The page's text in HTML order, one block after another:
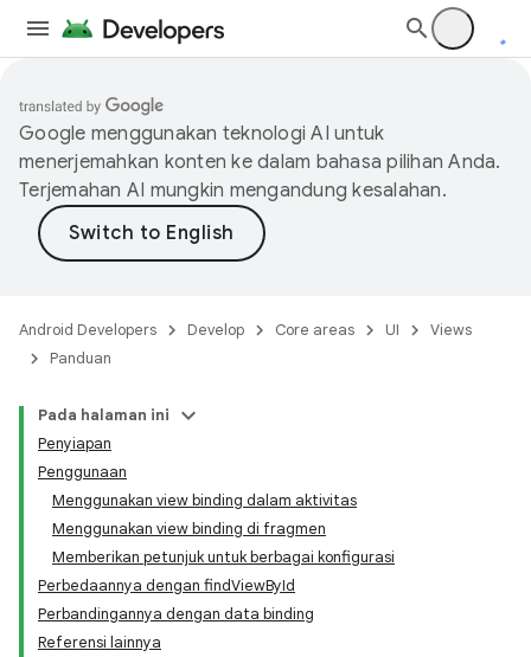
Google menggunakan teknologi AI untuk
menerjemahkan konten ke dalam bahasa pilihan Anda.
Terjemahan AI mungkin mengandung kesalahan.
Android Developers Develop Core areas UI
Views
Panduan
Pada halaman ini
Penyiapan
Penggunaan
Menggunakan view binding dalam aktivitas
Menggunakan view binding di fragmen
Memberikan petunjuk untuk berbagai konfigurasi
Perbedaannya dengan findViewById
Perbandingannya dengan data binding
Referensi lainnya